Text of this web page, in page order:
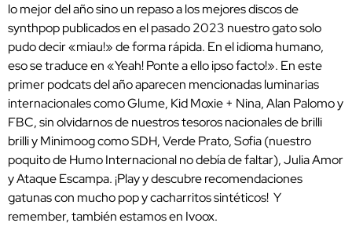
lo mejor del año sino un repaso a los mejores discos de
synthpop publicados en el pasado 2023 nuestro gato solo
pudo decir «miau!» de forma rápida. En el idioma humano,
eso se traduce en «Yeah! Ponte a ello ipso facto!». En este
primer podcats del año aparecen mencionadas luminarias
internacionales como Glume, Kid Moxie + Nina, Alan Palomo y
FBC, sin olvidarnos de nuestros tesoros nacionales de brilli
brilli y Minimoog como SDH, Verde Prato, Sofia (nuestro
poquito de Humo Internacional no debía de faltar), Julia Amor
y Ataque Escampa. ¡Play y descubre recomendaciones
gatunas con mucho pop y cacharritos sintéticos! Y
remember, también estamos en Ivoox.